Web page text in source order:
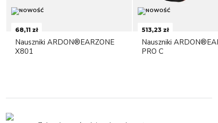
68,11 zł
Nauszniki ARDON®EARZONE
X801
513,23 zł
Nauszniki
PRO C